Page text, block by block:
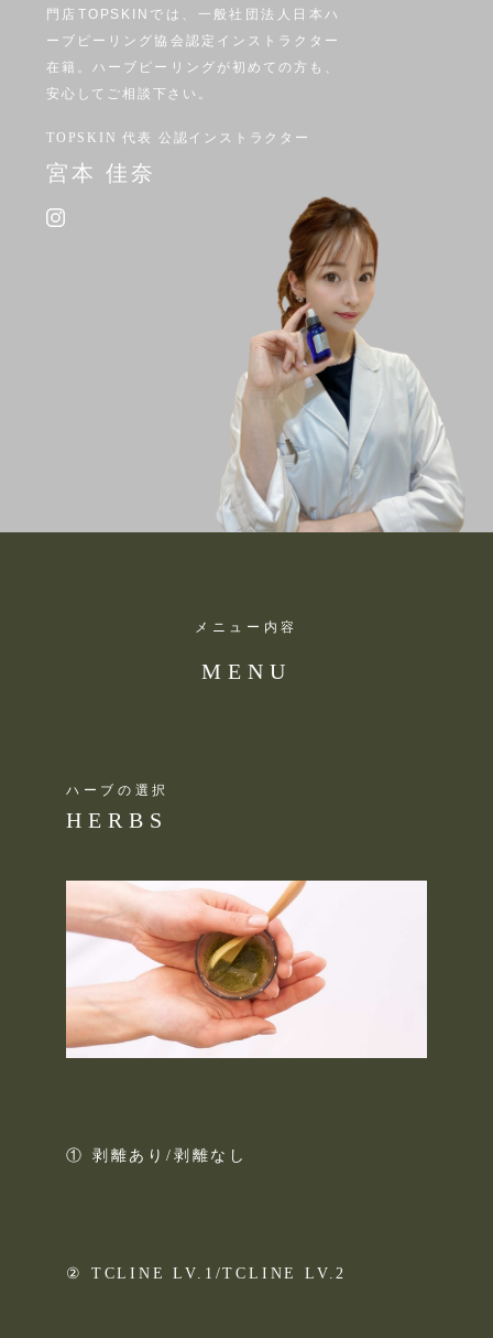
門店TOPSKINでは、一般社団法人日本ハ
ーブピーリング協会認定インストラクター
在籍。ハーブピーリングが初めての方も、
安心してご相談下さい。
TOPSKIN 代表 公認インストラクター
宮本 佳奈
メニュー内容
MENU
ハーブの選択
HERBS
① 剥離あり/剥離なし
② TCLINE LV.1/TCLINE LV.2